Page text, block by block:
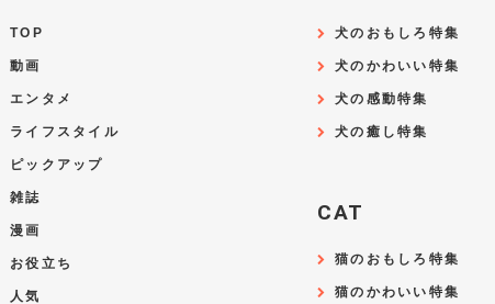
TOP
動画
エンタメ
ライフスタイル
ピックアップ
雑誌
漫画
お役立ち
人気
犬のおもしろ特集
犬のかわいい特集
犬の感動特集
犬の癒し特集
CAT
猫のおもしろ特集
猫のかわいい特集